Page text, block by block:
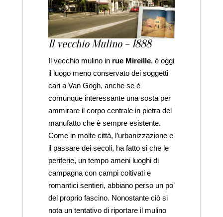
Il vecchio Mulino – 1888
Il vecchio mulino in rue Mireille, è oggi
il luogo meno conservato dei soggetti
cari a Van Gogh, anche se è
comunque interessante una sosta per
ammirare il corpo centrale in pietra del
manufatto che è sempre esistente.
Come in molte città, l’urbanizzazione e
il passare dei secoli, ha fatto si che le
periferie, un tempo ameni luoghi di
campagna con campi coltivati e
romantici sentieri, abbiano perso un po’
del proprio fascino. Nonostante ciò si
nota un tentativo di riportare il mulino